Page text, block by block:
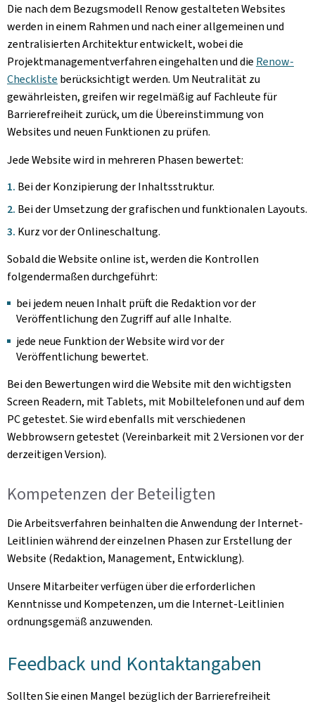
Die nach dem Bezugsmodell Renow gestalteten Websites
werden in einem Rahmen und nach einer allgemeinen und
zentralisierten Architektur entwickelt, wobei die
Projektmanagementverfahren eingehalten und die Renow-
Checkliste berücksichtigt werden. Um Neutralität zu
gewährleisten, greifen wir regelmäßig auf Fachleute für
Barrierefreiheit zurück, um die Übereinstimmung von
Websites und neuen Funktionen zu prüfen.
Jede Website wird in mehreren Phasen bewertet:
Bei der Konzipierung der Inhaltsstruktur.
Bei der Umsetzung der grafischen und funktionalen Layouts.
Kurz vor der Onlineschaltung.
Sobald die Website online ist, werden die Kontrollen
folgendermaßen durchgeführt:
bei jedem neuen Inhalt prüft die Redaktion vor der
Veröffentlichung den Zugriff auf alle Inhalte.
jede neue Funktion der Website wird vor der
Veröffentlichung bewertet.
Bei den Bewertungen wird die Website mit den wichtigsten
Screen Readern, mit Tablets, mit Mobiltelefonen und auf dem
PC getestet. Sie wird ebenfalls mit verschiedenen
Webbrowsern getestet (Vereinbarkeit mit 2 Versionen vor der
derzeitigen Version).
Kompetenzen der Beteiligten
Die Arbeitsverfahren beinhalten die Anwendung der Internet-
Leitlinien während der einzelnen Phasen zur Erstellung der
Website (Redaktion, Management, Entwicklung).
Unsere Mitarbeiter verfügen über die erforderlichen
Kenntnisse und Kompetenzen, um die Internet-Leitlinien
ordnungsgemäß anzuwenden.
Feedback und Kontaktangaben
Sollten Sie einen Mangel bezüglich der Barrierefreiheit